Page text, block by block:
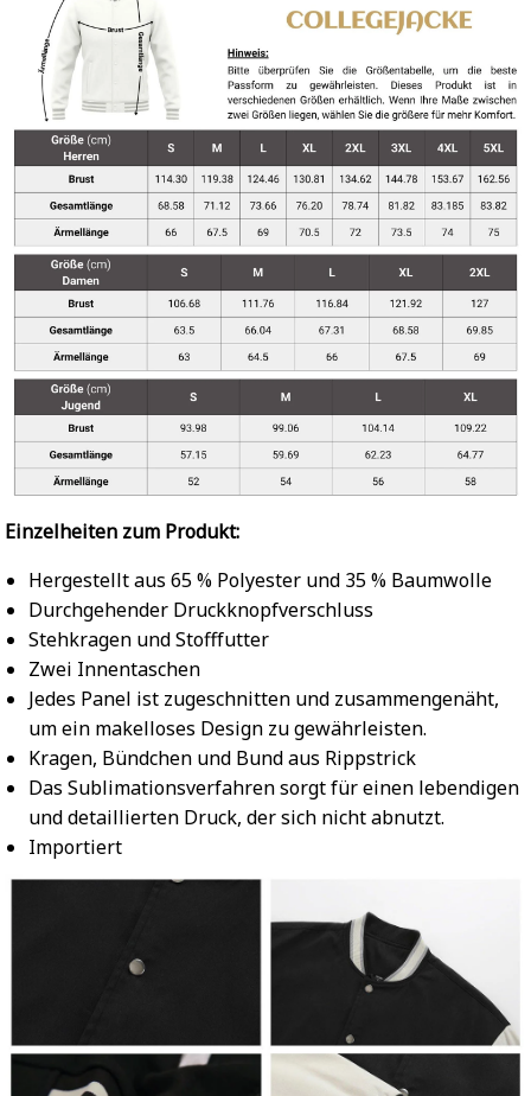
Einzelheiten zum Produkt:
Hergestellt aus 65 % Polyester und 35 % Baumwolle
Durchgehender Druckknopfverschluss
Stehkragen und Stofffutter
Zwei Innentaschen
Jedes Panel ist zugeschnitten und zusammengenäht,
um ein makelloses Design zu gewährleisten.
Kragen, Bündchen und Bund aus Rippstrick
Das Sublimationsverfahren sorgt für einen lebendigen
und detaillierten Druck, der sich nicht abnutzt.
Importiert